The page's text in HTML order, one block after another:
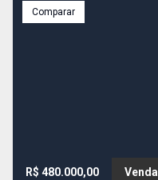
Comparar
R$ 480.000,00 Venda